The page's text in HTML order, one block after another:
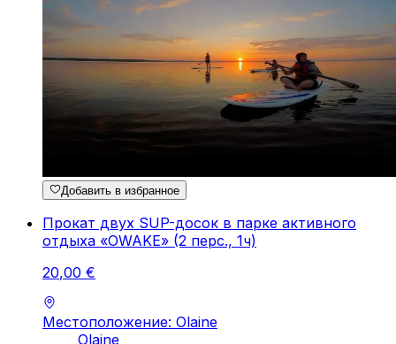
Добавить в избранное
Прокат двух SUP-досок в парке активного
отдыха «OWAKE» (2 перс., 1ч)
20,00 €
Местоположение: Olaine
Olaine